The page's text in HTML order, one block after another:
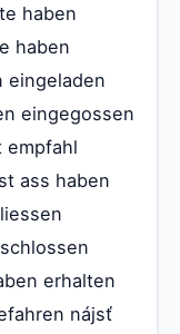
haben
haben
eingeladen
eingegossen
empfahl
ass haben
erhalten
nájsť